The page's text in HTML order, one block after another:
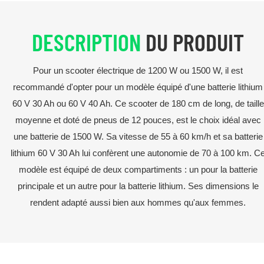
DESCRIPTION DU PRODUIT
Pour un scooter électrique de 1200 W ou 1500 W, il est
recommandé d'opter pour un modèle équipé d'une batterie lithium
60 V 30 Ah ou 60 V 40 Ah. Ce scooter de 180 cm de long, de taille
moyenne et doté de pneus de 12 pouces, est le choix idéal avec
une batterie de 1500 W. Sa vitesse de 55 à 60 km/h et sa batterie
lithium 60 V 30 Ah lui confèrent une autonomie de 70 à 100 km.
modèle est équipé de deux compartiments : un pour la batterie
principale et un autre pour la batterie lithium. Ses dimensions le
rendent adapté aussi bien aux hommes qu'aux femmes.